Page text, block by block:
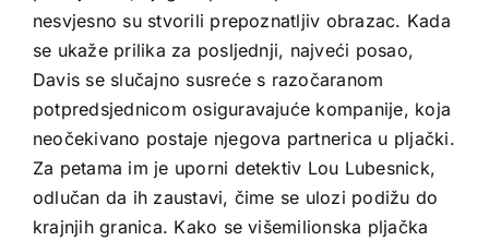
nesvjesno su stvorili prepoznatljiv obrazac. Kada
se ukaže prilika za posljednji, najveći posao,
Davis se slučajno susreće s razočaranom
potpredsjednicom osiguravajuće kompanije, koja
neočekivano postaje njegova partnerica u pljački.
Za petama im je uporni detektiv Lou Lubesnick,
odlučan da ih zaustavi, čime se ulozi podižu do
krajnjih granica. Kako se višemilionska pljačka